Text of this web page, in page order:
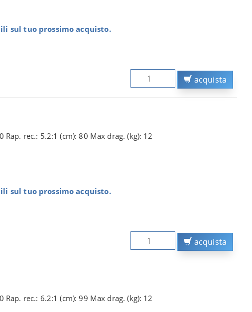
sul tuo prossimo acquisto.
acquista
rec.: 5.2:1 (cm): 80 Max drag. (kg): 12
sul tuo prossimo acquisto.
acquista
rec.: 6.2:1 (cm): 99 Max drag. (kg): 12